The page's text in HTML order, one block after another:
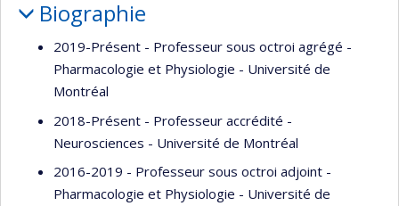
Biographie
2019-Présent - Professeur sous octroi agrégé -
Pharmacologie et Physiologie - Université de
Montréal
2018-Présent - Professeur accrédité -
Neurosciences - Université de Montréal
2016-2019 - Professeur sous octroi adjoint -
Pharmacologie et Physiologie - Université de